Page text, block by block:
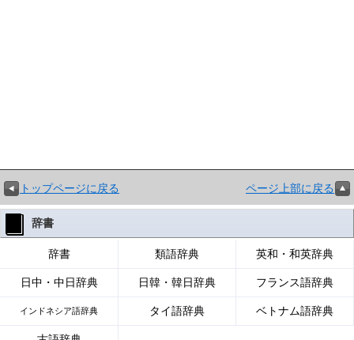
トップページに戻る ページ上部に戻る
辞書
辞書 類語辞典 英和・和英辞典
日中・中日辞典 日韓・韓日辞典 フランス語辞典
インドネシア語辞典 タイ語辞典 ベトナム語辞典